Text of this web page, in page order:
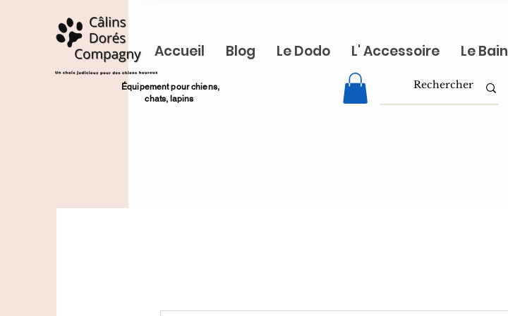
Accueil Blog Le Dodo L' Accessoire Le Bain
​Équipement pour chiens,
chats, lapins